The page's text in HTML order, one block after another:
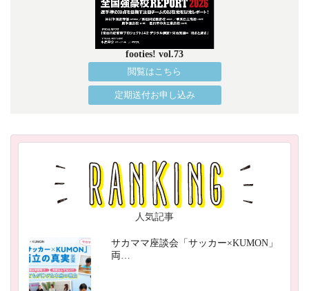
footies! vol.73
閲覧はこちら
定期送付お申し込み
人気記事
サカママ座談会「サッカー×KUMON」
両…